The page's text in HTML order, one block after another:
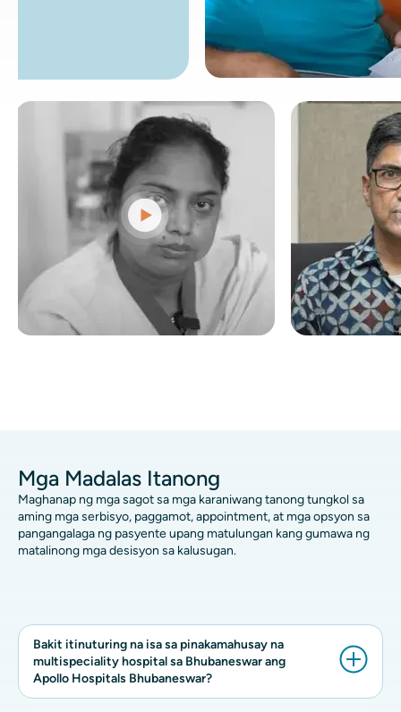
Mga Madalas Itanong
Maghanap ng mga sagot sa mga karaniwang tanong tungkol sa
aming mga serbisyo, paggamot, appointment, at mga opsyon sa
pangangalaga ng pasyente upang matulungan kang gumawa ng
matalinong mga desisyon sa kalusugan.
Bakit itinuturing na isa sa pinakamahusay na
multispeciality hospital sa Bhubaneswar ang
Apollo Hospitals Bhubaneswar?